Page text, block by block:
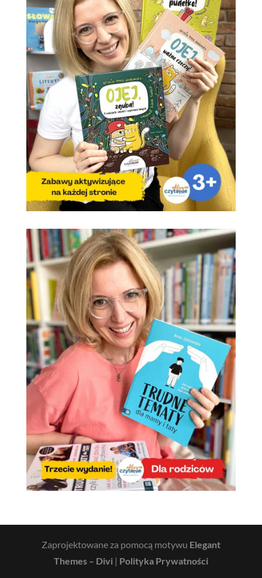
Zaprojektowane za pomocą motywu Elegant
Themes – Divi | Polityka Prywatności